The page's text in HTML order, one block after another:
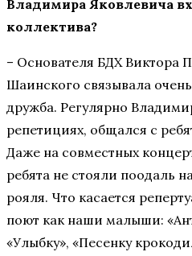
Владимира Яковлевича
коллектива?
– Основателя БДХ Виктора
Шаинского связывала
дружба. Регулярно
репетициях, общался с
Даже на совместных
ребята не стояли поодаль
рояля. Что касается
поют как наши малыши:
«Улыбку», «Песенку